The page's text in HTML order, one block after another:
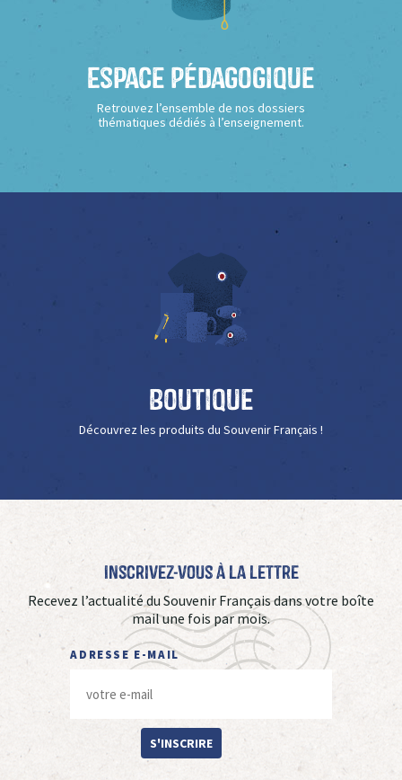
Espace Pédagogique
Retrouvez l’ensemble de nos dossiers
thématiques dédiés à l’enseignement.
Boutique
Découvrez les produits du Souvenir Français !
Inscrivez-vous à La Lettre
Recevez l’actualité du Souvenir Français dans votre boîte
mail une fois par mois.
ADRESSE E-MAIL
S'INSCRIRE